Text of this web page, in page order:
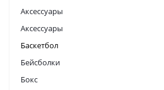
Аксессуары
Аксессуары
Баскетбол
Бейсболки
Бокс